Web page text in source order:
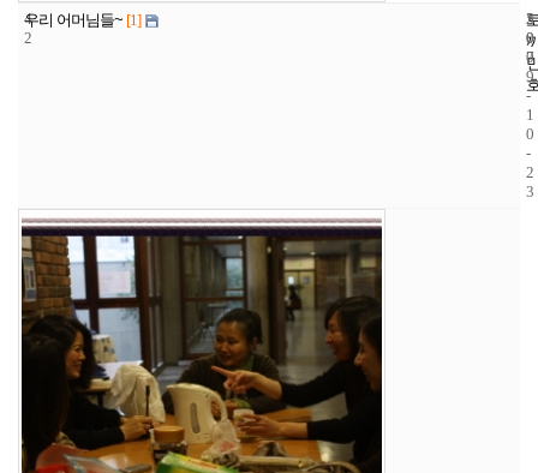
4
2
우리 어머님들~ [1]
5
0
7
2
0
0
9
-
1
0
-
2
3